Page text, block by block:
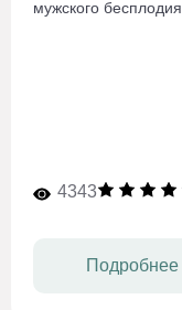
мужского бесплодия
4343
Подробнее